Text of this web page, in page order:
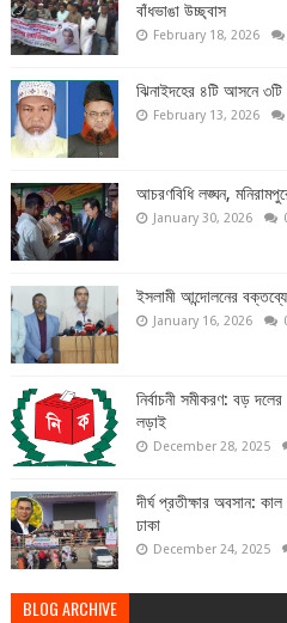
বাঁধভাঙা উচ্ছ্বাস
February 18, 2026
ঝিনাইদহের ৪টি আসনে ৩টি
February 13, 2026
আচরণবিধি লঙ্ঘন,
January 30, 2026
ইসলামী আন্দোলনের
January 16, 2026
নির্বাচনী সমীকরণ: বড়
লড়াই
December 28, 2025
দীর্ঘ প্রতীক্ষার অবসান:
ঢাকা
December 24, 2025
BLOG ARCHIVE